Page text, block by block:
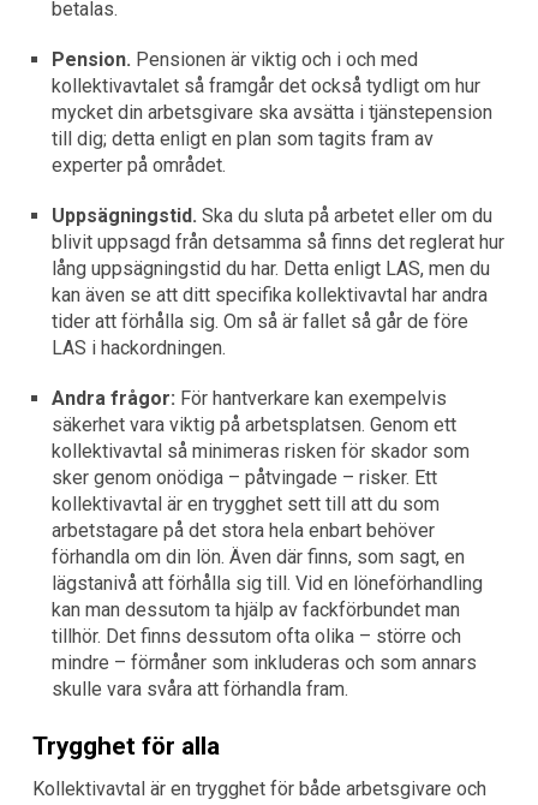
betalas.
Pension. Pensionen är viktig och i och med
kollektivavtalet så framgår det också tydligt om hur
mycket din arbetsgivare ska avsätta i tjänstepension
till dig; detta enligt en plan som tagits fram av
experter på området.
Uppsägningstid. Ska du sluta på arbetet eller om du
blivit uppsagd från detsamma så finns det reglerat hur
lång uppsägningstid du har. Detta enligt LAS, men du
kan även se att ditt specifika kollektivavtal har andra
tider att förhålla sig. Om så är fallet så går de före
LAS i hackordningen.
Andra frågor: För hantverkare kan exempelvis
säkerhet vara viktig på arbetsplatsen. Genom ett
kollektivavtal så minimeras risken för skador som
sker genom onödiga – påtvingade – risker. Ett
kollektivavtal är en trygghet sett till att du som
arbetstagare på det stora hela enbart behöver
förhandla om din lön. Även där finns, som sagt, en
lägstanivå att förhålla sig till. Vid en löneförhandling
kan man dessutom ta hjälp av fackförbundet man
tillhör. Det finns dessutom ofta olika – större och
mindre – förmåner som inkluderas och som annars
skulle vara svåra att förhandla fram.
Trygghet för alla
Kollektivavtal är en trygghet för både arbetsgivare och